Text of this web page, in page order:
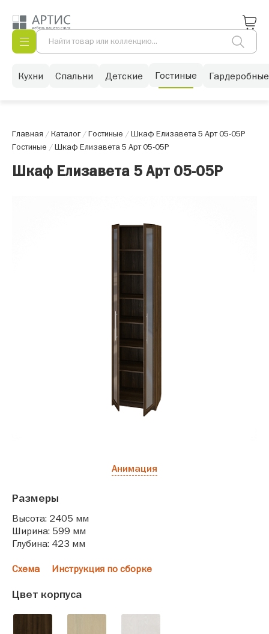
Кухни Спальни Детские Гостиные Гардеробные
Главная /Каталог/Гостиные /Шкаф Елизавета 5 Арт 05-05Р
Гостиные /Шкаф Елизавета 5 Арт 05-05Р
Шкаф Елизавета 5 Арт 05-05Р
Анимация
Размеры
Высота: 2405 мм
Ширина: 599 мм
Глубина: 423 мм
Схема Инструкция по сборке
Цвет корпуса